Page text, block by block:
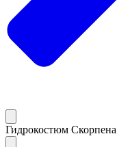
Гидрокостюм Скорпена